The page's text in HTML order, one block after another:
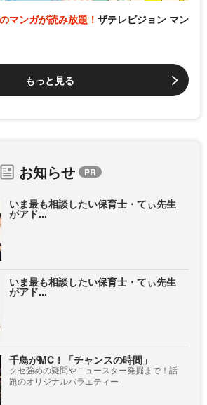
マンガが読み放題！ ザテレビジョン マン
もっと見る
お知らせ
いま最も相談したい保育士・てぃ先生
がアド...
いま最も相談したい保育士・てぃ先生
がアド...
千鳥がMC！「チャンスの時間」
クセ強めの疑問やニュースター発掘まで！話
題のオリジナルバラエティー